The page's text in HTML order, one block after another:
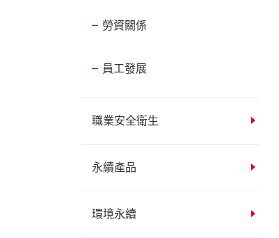
勞資關係
員工發展
職業安全衛生
永續產品
環境永續